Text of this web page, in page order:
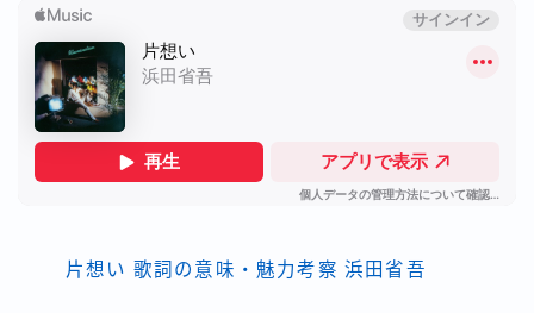
片想い 歌詞の意味・魅力考察 浜田省吾